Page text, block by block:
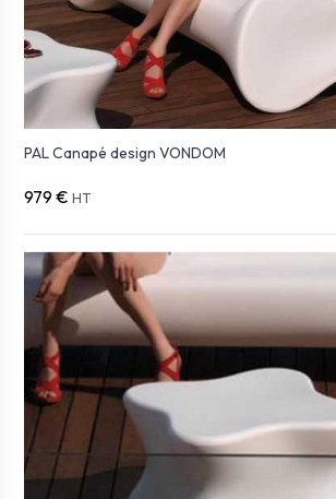
PAL Canapé design VONDOM
979 € HT